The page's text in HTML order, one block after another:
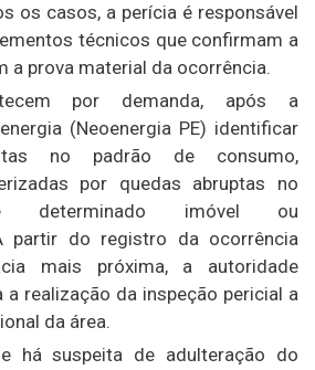
os casos, a perícia é responsável
técnicos que confirmam a
a prova material da ocorrência.
por demanda, após a
(Neoenergia PE) identificar
no padrão de consumo,
por quedas abruptas no
determinado imóvel ou
partir do registro da ocorrência
mais próxima, a autoridade
a realização da inspeção pericial a
da área.
há suspeita de adulteração do